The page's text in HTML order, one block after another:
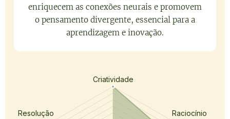
enriquecem as conexões neurais e promovem
o pensamento divergente, essencial para a
aprendizagem e inovação.